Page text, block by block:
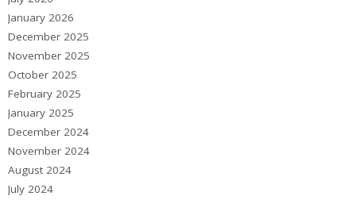
January 2026
December 2025
November 2025
October 2025
February 2025
January 2025
December 2024
November 2024
August 2024
July 2024